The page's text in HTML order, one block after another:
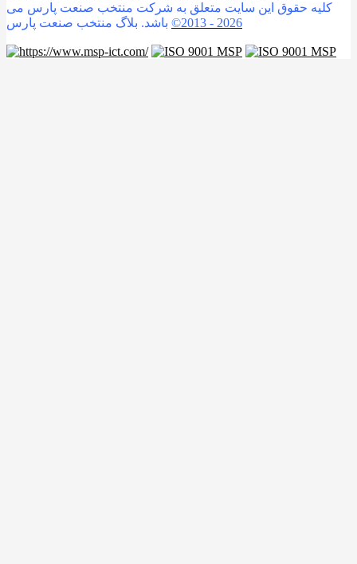
کلیه حقوق این سایت متعلق به شرکت منتخب صنعت پارس می
©2013 - 2026